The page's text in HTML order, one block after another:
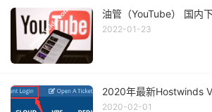
油管（YouTube） 国内
2022-01-23
2020年最新Hostwinds
2020-02-01